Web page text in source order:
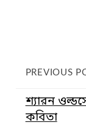
PREVIOUS
শ্যারন
কবিতা